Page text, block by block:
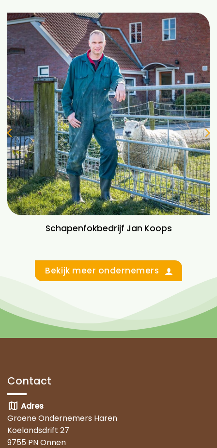
Schapenfokbedrijf Jan Koops
Bekijk meer ondernemers
Contact
map Adres
Groene Ondernemers Haren
Koelandsdrift 27
9755 PN Onnen